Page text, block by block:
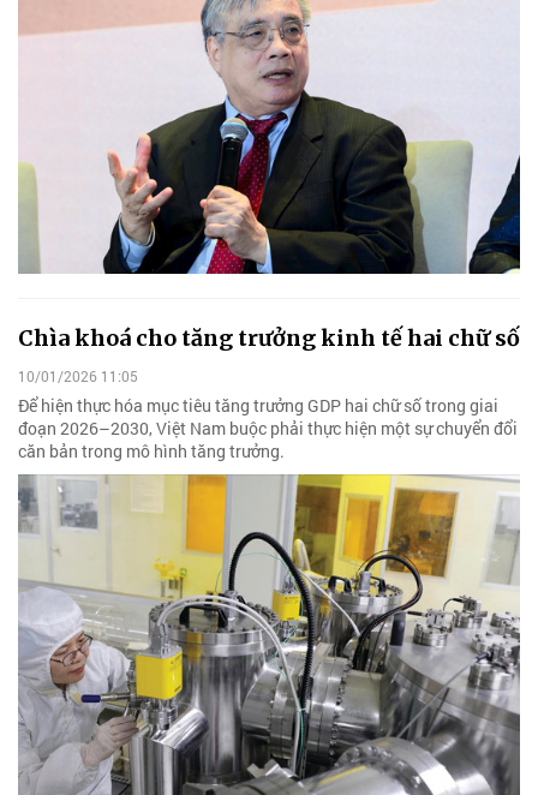
Chìa khoá cho tăng trưởng kinh tế hai chữ số
10/01/2026 11:05
Để hiện thực hóa mục tiêu tăng trưởng GDP hai chữ số trong giai
đoạn 2026–2030, Việt Nam buộc phải thực hiện một sự chuyển đổi
căn bản trong mô hình tăng trưởng.